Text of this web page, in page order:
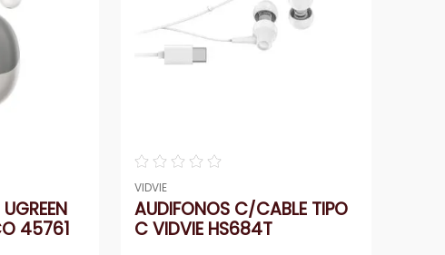
45761
☆☆☆☆☆
VIDVIE
AUDIFONOS C/CABLE TIPO
C VIDVIE HS684T